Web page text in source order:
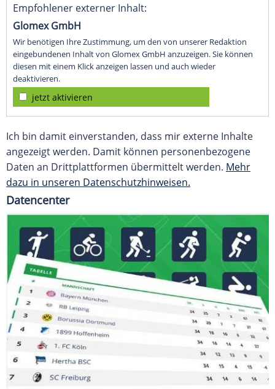
Empfohlener externer Inhalt:
Glomex GmbH
Wir benötigen Ihre Zustimmung, um den von unserer Redaktion
eingebundenen Inhalt von Glomex GmbH anzuzeigen. Sie können
diesen mit einem Klick anzeigen lassen und auch wieder
deaktivieren.
jetzt aktivieren
Ich bin damit einverstanden, dass mir externe Inhalte
angezeigt werden. Damit können personenbezogene
Daten an Drittplattformen übermittelt werden. Mehr
dazu in unseren Datenschutzhinweisen.
Datencenter